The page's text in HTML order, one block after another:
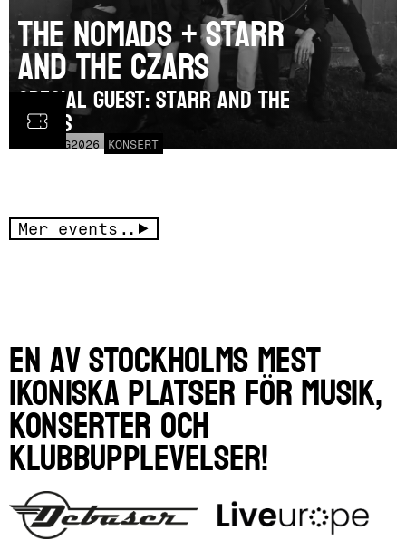
AUG2026 KONSERT
The Nomads + Starr
and the Czars
SPECIAL GUEST: Starr and the
Czars
Mer events..
En av Stockholms mest
ikoniska platser för musik,
konserter och
klubbupplevelser!